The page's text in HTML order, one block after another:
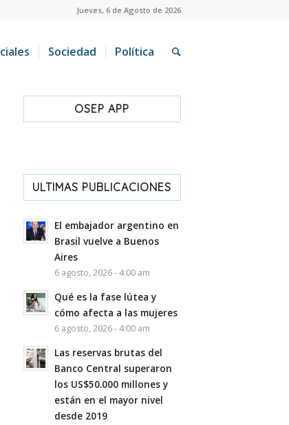
Jueves, 6 de Agosto de 2026
Sociedad Política
OSEP APP
ULTIMAS PUBLICACIONES
El embajador argentino en
Brasil vuelve a Buenos
Aires
6 agosto, 2026 - 4:00 am
Qué es la fase lútea y
cómo afecta a las mujeres
6 agosto, 2026 - 4:00 am
Las reservas brutas del
Banco Central superaron
los US$50.000 millones y
están en el mayor nivel
desde 2019